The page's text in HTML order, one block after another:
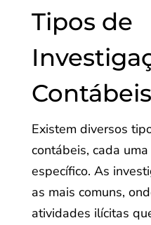
Tipos de
Contábeis
Existem diversos
contábeis, cada
específico. As
as mais comuns,
atividades ilícitas